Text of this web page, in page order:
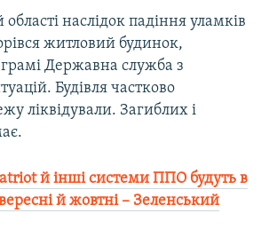
наслідок падіння уламків
житловий будинок,
Державна служба з
Будівля частково
ліквідували. Загиблих і
й інші системи ППО будуть в
й жовтні – Зеленський